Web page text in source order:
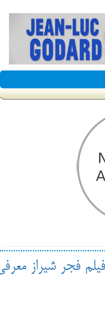
راه برای مستقل‌ها باز است
فجر شیراز